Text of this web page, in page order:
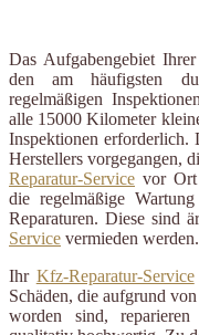
Das Aufgabengebiet Ihrer
den am häufigsten
regelmäßigen
alle 15000 Kilometer
Inspektionen erforderlich.
Herstellers vorgegangen,
Reparatur-Service vor Ort
die regelmäßige
Reparaturen. Diese sind
Service vermieden werden.
Ihr Kfz-Reparatur-Service
Schäden, die aufgrund
worden sind,